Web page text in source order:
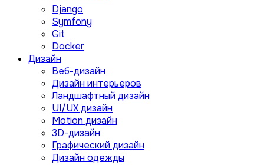
Django
Symfony
Git
Docker
Дизайн
Веб-дизайн
Дизайн интерьеров
Ландшафтный дизайн
UI/UX дизайн
Motion дизайн
3D-дизайн
Графический дизайн
Дизайн одежды